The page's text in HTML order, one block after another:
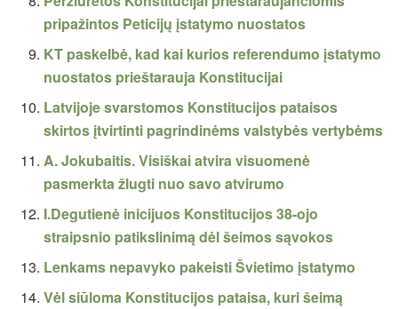
pripažintos Peticijų įstatymo nuostatos
KT paskelbė, kad kai kurios referendumo įstatymo
nuostatos prieštarauja Konstitucijai
Latvijoje svarstomos Konstitucijos pataisos
skirtos įtvirtinti pagrindinėms valstybės vertybėms
A. Jokubaitis. Visiškai atvira visuomenė
pasmerkta žlugti nuo savo atvirumo
I.Degutienė inicijuos Konstitucijos 38-ojo
straipsnio patikslinimą dėl šeimos sąvokos
Lenkams nepavyko pakeisti Švietimo įstatymo
Vėl siūloma Konstitucijos pataisa, kuri šeimą